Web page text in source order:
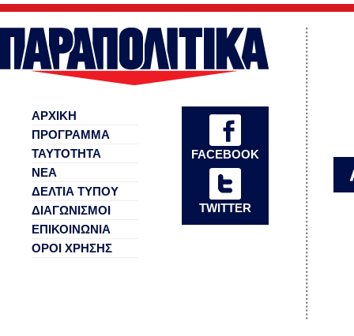
FACEBOOK
TWITTER
ΑΡΧΙΚΗ
ΠΡΟΓΡΑΜΜΑ
ΤΑΥΤΟΤΗΤΑ
ΝΕΑ
ΔΕΛΤΙΑ ΤΥΠΟΥ
ΔΙΑΓΩΝΙΣΜΟΙ
ΕΠΙΚΟΙΝΩΝΙΑ
ΟΡΟΙ ΧΡΗΣΗΣ